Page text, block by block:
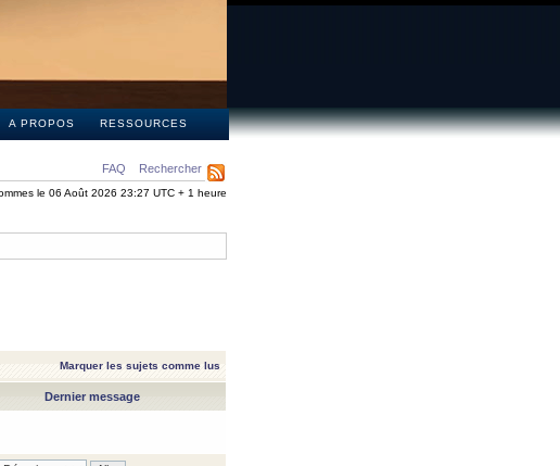
A PROPOS RESSOURCES
FAQ Rechercher
le 06 Août 2026 23:27 UTC + 1 heure
Marquer les sujets comme lus
Dernier message